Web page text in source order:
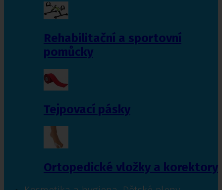
Rehabilitační a sportovní
pomůcky
Tejpovací pásky
Ortopedické vložky a korektory